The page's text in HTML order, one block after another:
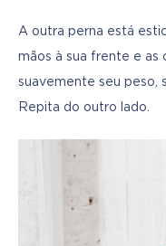
A outra perna está
mãos à sua frente e as
suavemente seu peso,
Repita do outro lado.